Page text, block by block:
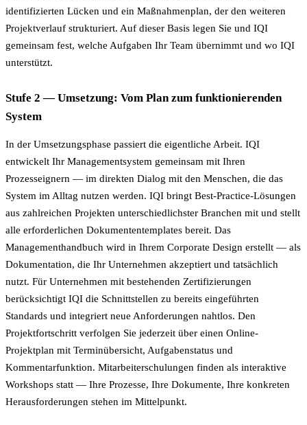
identifizierten Lücken und ein Maßnahmenplan, der den weiteren
Projektverlauf strukturiert. Auf dieser Basis legen Sie und IQI
gemeinsam fest, welche Aufgaben Ihr Team übernimmt und wo IQI
unterstützt.
Stufe 2 — Umsetzung: Vom Plan zum funktionierenden
System
In der Umsetzungsphase passiert die eigentliche Arbeit. IQI
entwickelt Ihr Managementsystem gemeinsam mit Ihren
Prozesseignern — im direkten Dialog mit den Menschen, die das
System im Alltag nutzen werden. IQI bringt Best-Practice-Lösungen
aus zahlreichen Projekten unterschiedlichster Branchen mit und stellt
alle erforderlichen Dokumententemplates bereit. Das
Managementhandbuch wird in Ihrem Corporate Design erstellt — als
Dokumentation, die Ihr Unternehmen akzeptiert und tatsächlich
nutzt. Für Unternehmen mit bestehenden Zertifizierungen
berücksichtigt IQI die Schnittstellen zu bereits eingeführten
Standards und integriert neue Anforderungen nahtlos. Den
Projektfortschritt verfolgen Sie jederzeit über einen Online-
Projektplan mit Terminübersicht, Aufgabenstatus und
Kommentarfunktion. Mitarbeiterschulungen finden als interaktive
Workshops statt — Ihre Prozesse, Ihre Dokumente, Ihre konkreten
Herausforderungen stehen im Mittelpunkt.